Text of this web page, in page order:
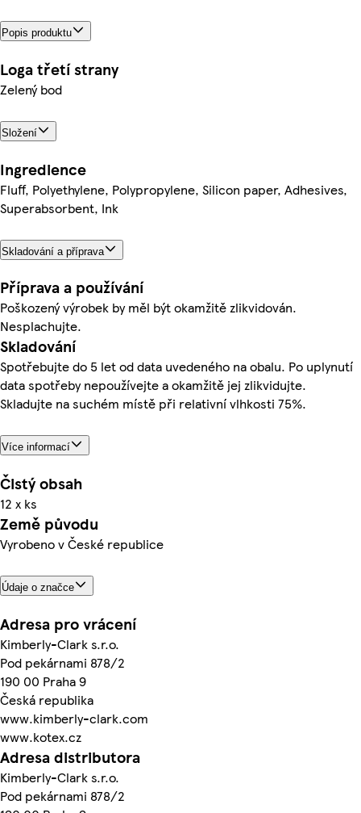
Popis produktu
Loga třetí strany
Zelený bod
Složení
Ingredience
Fluff, Polyethylene, Polypropylene, Silicon paper, Adhesives,
Superabsorbent, Ink
Skladování a příprava
Příprava a používání
Poškozený výrobek by měl být okamžitě zlikvidován.
Nesplachujte.
Skladování
Spotřebujte do 5 let od data uvedeného na obalu. Po uplynutí
data spotřeby nepoužívejte a okamžitě jej zlikvidujte.
Skladujte na suchém místě při relativní vlhkosti 75%.
Více informací
Čistý obsah
12 x ks
Země původu
Vyrobeno v České republice
Údaje o značce
Adresa pro vrácení
Kimberly-Clark s.r.o.
Pod pekárnami 878/2
190 00 Praha 9
Česká republika
www.kimberly-clark.com
www.kotex.cz
Adresa distributora
Kimberly-Clark s.r.o.
Pod pekárnami 878/2